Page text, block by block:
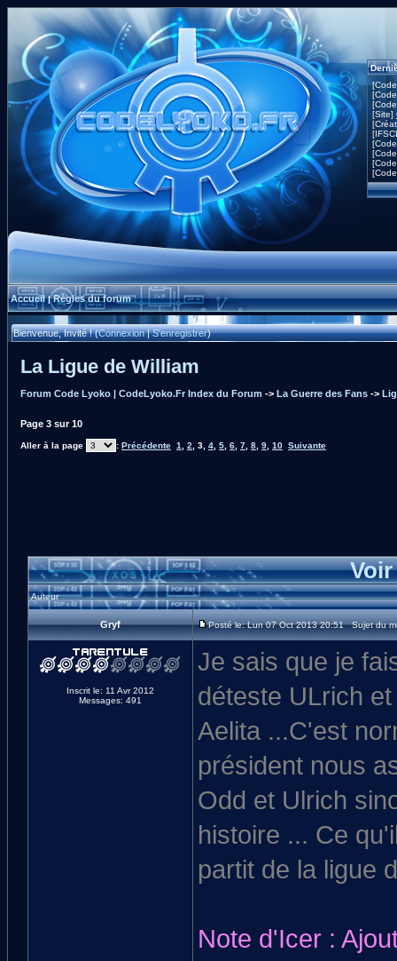
[Site]
Accueil|Règles du forum
Bienvenue, Invité ! (Connexion|S'enregistrer)
La Ligue de William
Forum Code Lyoko | CodeLyoko.Fr Index du Forum -> La Guerre des Fans ->
Page 3 sur10
Aller à la page : Précédente 1 2 3 4 5 6 7 8 9 10 Suivante
Auteur
Gryf Posté le: Lun 07 Oct 2013 20:51 Sujet du
Inscrit le: 11 Avr 2012
Messages: 491
Je sais que je
déteste ULrich
Aelita ...C'est
président nous
Odd et Ulrich
histoire ... Ce
partit de la ligue
Note d'Icer :